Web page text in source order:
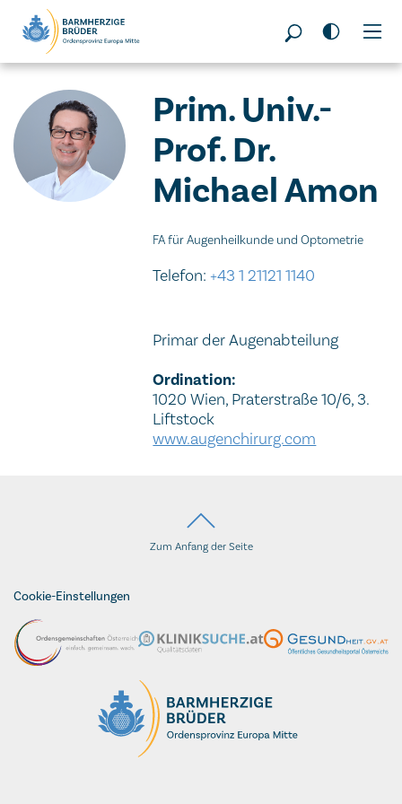
Seitenbereiche:
Prim. Univ.-
Prof. Dr.
Michael Amon
FA für Augenheilkunde und Optometrie
Telefon:+43 1 21121 1140
Primar der Augenabteilung
Ordination:
1020 Wien, Praterstraße 10/6, 3.
Liftstock
www.augenchirurg.com
Zum Anfang der Seite
Cookie-Einstellungen